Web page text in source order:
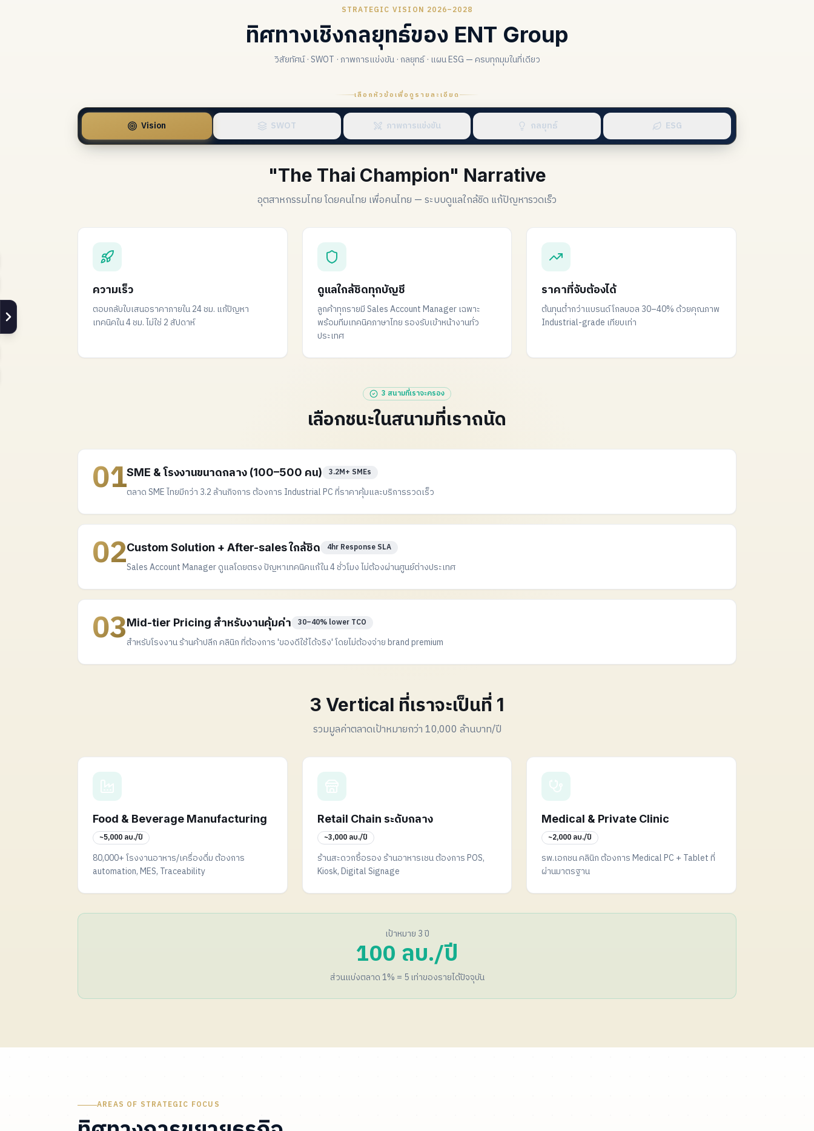
STRATEGIC VISION 2026–2028
ทิศทางเชิงกลยุทธ์ของ ENT Group
วิสัยทัศน์ · SWOT · ภาพการแข่งขัน · กลยุทธ์ · แผน ESG — ครบทุกมุมในที่เดียว
เลือกหัวข้อเพื่อดูรายละเอียด
Vision SWOT ภาพการแข่งขัน กลยุทธ์ ESG
"The Thai Champion" Narrative
อุตสาหกรรมไทย โดยคนไทย เพื่อคนไทย — ระบบดูแลใกล้ชิด แก้ปัญหารวดเร็ว
ความเร็ว
ตอบกลับใบเสนอราคาภายใน 24 ชม. แก้ปัญหา
เทคนิคใน 4 ชม. ไม่ใช่ 2 สัปดาห์
ดูแลใกล้ชิดทุกบัญชี
ลูกค้าทุกรายมี Sales Account Manager เฉพาะ
พร้อมทีมเทคนิคภาษาไทย รองรับเข้าหน้างานทั่ว
ประเทศ
ราคาที่จับต้องได้
ต้นทุนต่ำกว่าแบรนด์โกลบอล 30–40% ด้วยคุณภาพ
Industrial-grade เทียบเท่า
3 สนามที่เราจะครอง
เลือกชนะในสนามที่เราถนัด
01SME & โรงงานขนาดกลาง (100–500 คน) 3.2M+ SMEs
ตลาด SME ไทยมีกว่า 3.2 ล้านกิจการ ต้องการ Industrial PC ที่ราคาคุ้มและบริการรวดเร็ว
02Custom Solution + After-sales ใกล้ชิด 4hr Response SLA
Sales Account Manager ดูแลโดยตรง ปัญหาเทคนิคแก้ใน 4 ชั่วโมง ไม่ต้องผ่านศูนย์ต่างประเทศ
03Mid-tier Pricing สำหรับงานคุ้มค่า 30–40% lower TCO
สำหรับโรงงาน ร้านค้าปลีก คลินิก ที่ต้องการ 'ของดีใช้ได้จริง' โดยไม่ต้องจ่าย brand premium
3 Vertical ที่เราจะเป็นที่ 1
รวมมูลค่าตลาดเป้าหมายกว่า 10,000 ล้านบาท/ปี
Food & Beverage Manufacturing
~5,000 ลบ./ปี
80,000+ โรงงานอาหาร/เครื่องดื่ม ต้องการ
automation, MES, Traceability
Retail Chain ระดับกลาง
~3,000 ลบ./ปี
ร้านสะดวกซื้อรอง ร้านอาหารเชน ต้องการ POS,
Kiosk, Digital Signage
Medical & Private Clinic
~2,000 ลบ./ปี
รพ.เอกชน คลินิก ต้องการ Medical PC + Tablet ที่
ผ่านมาตรฐาน
เป้าหมาย 3 ปี
100 ลบ./ปี
ส่วนแบ่งตลาด 1% = 5 เท่าของรายได้ปัจจุบัน
AREAS OF STRATEGIC FOCUS